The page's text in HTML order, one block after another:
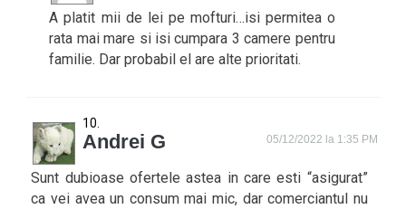
A platit mii de lei pe mofturi…isi permitea o
rata mai mare si isi cumpara 3 camere pentru
familie. Dar probabil el are alte prioritati.
Andrei G 05/12/2022 la 1:35 PM
Sunt dubioase ofertele astea in care esti “asigurat”
ca vei avea un consum mai mic, dar comerciantul nu